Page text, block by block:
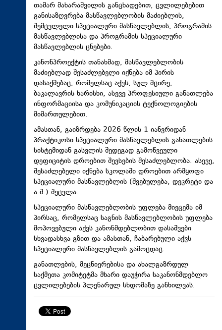
თამარ მახარაშვილის განცხადებით, ცვლილებებით
განისაზღვრება მასწავლებლობის მაძიებლის,
შემცვლელი სპეციალური მასწავლებლის, პროგრამის
მასწავლებლისა და პროგრამის სპეციალური
მასწავლებლის ცნებები.
კანონპროექტის თანახმად, მასწავლებლობის
მაძიებლად შესაძლებელი იქნება იმ პირის
დასაქმებაც, რომელსაც აქვს, სულ მცირე,
ბაკალავრის ხარისხი, ასევე პროფესიული განათლება
ინფორმაციისა და კომუნიკაციის ტექნოლოგიების
მიმართულებით.
ამასთან, გაიზრდება 2026 წლის 1 იანვრიდან
პრაქტიკოსი სპეციალური მასწავლებლის განათლების
სისტემიდან გასვლის შედეგად გამოწვეული
დეფიციტის დროებით შევსების შესაძლებლობა. ასევე,
შესაძლებელი იქნება სკოლაში დროებით არმყოფი
სპეციალური მასწავლებლის (შვებულება, დეკრეტი და
ა.შ.) შეცვლა.
სპეციალური მასწავლებლობის უფლება მიეცემა იმ
პირსაც, რომელსაც საგნის მასწავლებლობის უფლება
მოპოვებული აქვს კანონმდებლობით დასაშვები
სხვადასხვა გზით და ამასთან, ჩაბარებული აქვს
სპეციალური მასწავლებლის გამოცდაც.
განათლების, მეცნიერებისა და ახალგაზრდულ
საქმეთა კომიტეტმა მხარი დაუჭირა საკანონმდებლო
ცვლილებების პლენარულ სხდომაზე განხილვას.